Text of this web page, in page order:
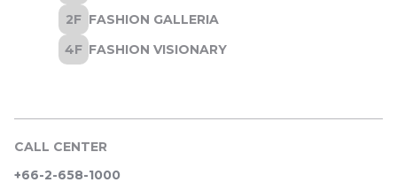
CALL CENTER
+66-2-658-1000